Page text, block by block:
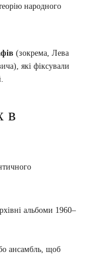
народного
(зокрема, Лева
які фіксували
в
альбоми 1960–
ансамбль, щоб